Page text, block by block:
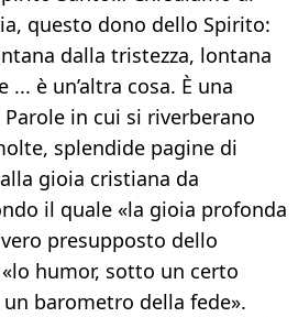
questo dono dello Spirito:
dalla tristezza, lontana
... è un’altra cosa. È una
in cui si riverberano
splendide pagine di
gioia cristiana da
il quale «la gioia profonda
presupposto dello
humor, sotto un certo
barometro della fede».